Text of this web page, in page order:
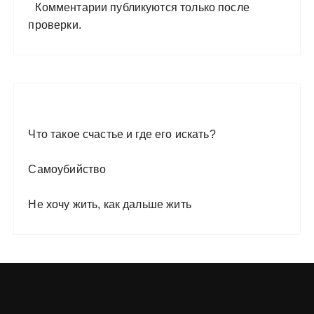
Комментарии публикуются только после
проверки.
Что такое счастье и где его искать?
Самоубийство
Не хочу жить, как дальше жить